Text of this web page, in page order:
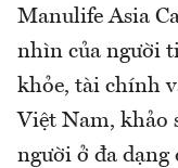
Manulife Asia
nhìn của người
khỏe, tài chính
Việt Nam, khảo
người ở đa dạng